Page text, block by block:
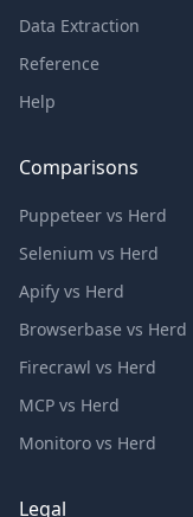
Data Extraction
Reference
Help
Comparisons
Puppeteer vs Herd
Selenium vs Herd
Apify vs Herd
Browserbase vs Herd
Firecrawl vs Herd
MCP vs Herd
Monitoro vs Herd
Legal